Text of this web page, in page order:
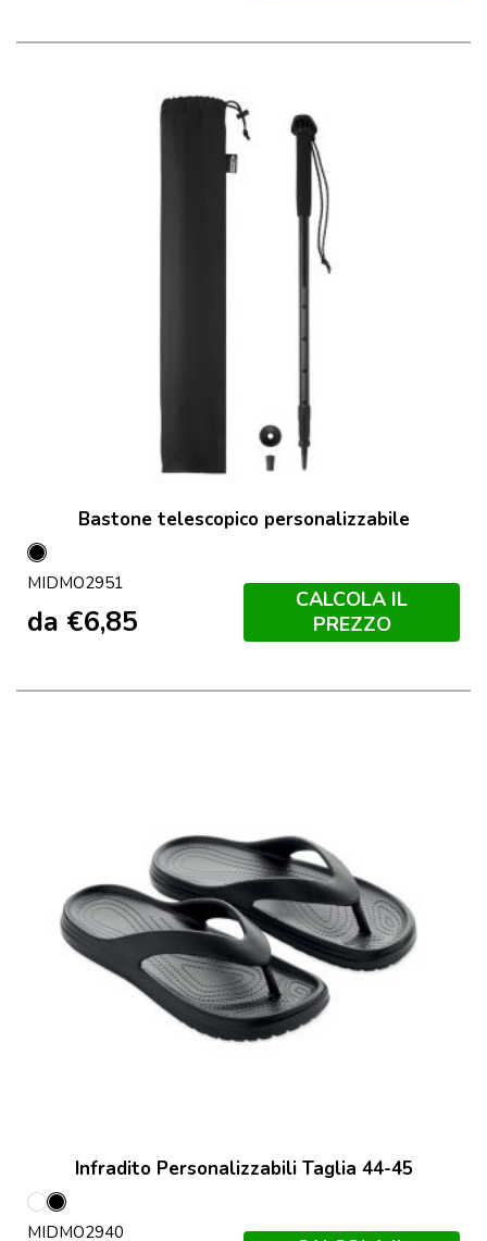
Bastone telescopico personalizzabile
Nero
MIDMO2951
da €6,85
CALCOLA IL
PREZZO
Infradito Personalizzabili Taglia 44-45
Bianco
Nero
MIDMO2940